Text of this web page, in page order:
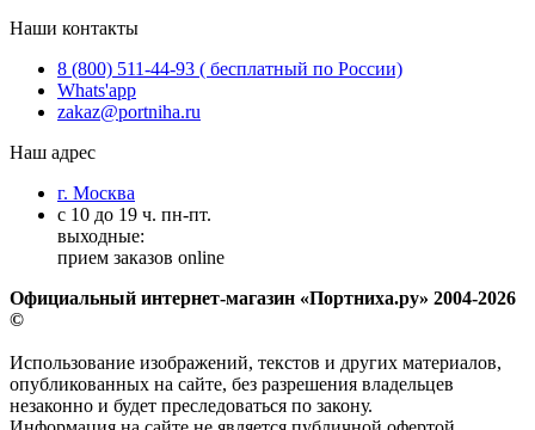
Наши контакты
8 (800) 511-44-93 ( бесплатный по России)
Whats'app
zakaz@portniha.ru
Наш адрес
г. Москва
с 10 до 19 ч. пн-пт.
выходные:
прием заказов online
Официальный интернет-магазин «Портниха.ру» 2004-2026
©
Использование изображений, текстов и других материалов,
опубликованных на сайте, без разрешения владельцев
незаконно и будет преследоваться по закону.